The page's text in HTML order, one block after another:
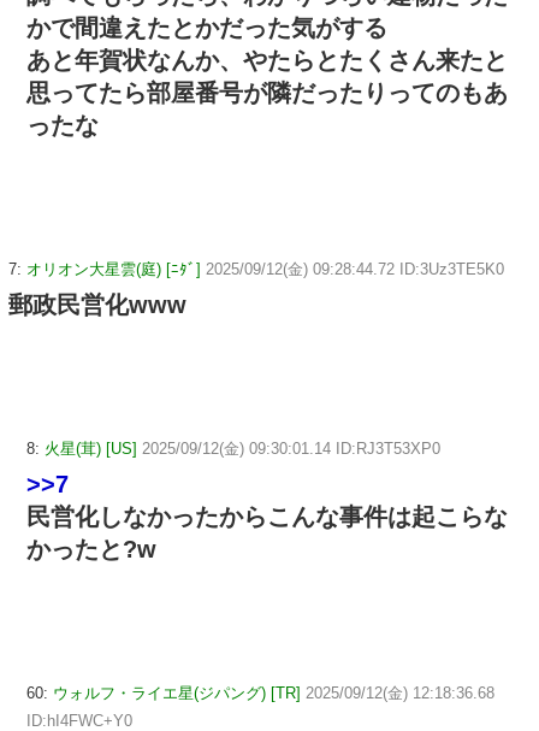
かで間違えたとかだった気がする
あと年賀状なんか、やたらとたくさん来たと
思ってたら部屋番号が隣だったりってのもあ
ったな
7: オリオン大星雲(庭) [ﾆﾀﾞ] 2025/09/12(金) 09:28:44.72 ID:3Uz3TE5K0
郵政民営化www
8: 火星(茸) [US] 2025/09/12(金) 09:30:01.14 ID:RJ3T53XP0
>>7
民営化しなかったからこんな事件は起こらな
かったと?w
60: ウォルフ・ライエ星(ジパング) [TR] 2025/09/12(金) 12:18:36.68
ID:hI4FWC+Y0